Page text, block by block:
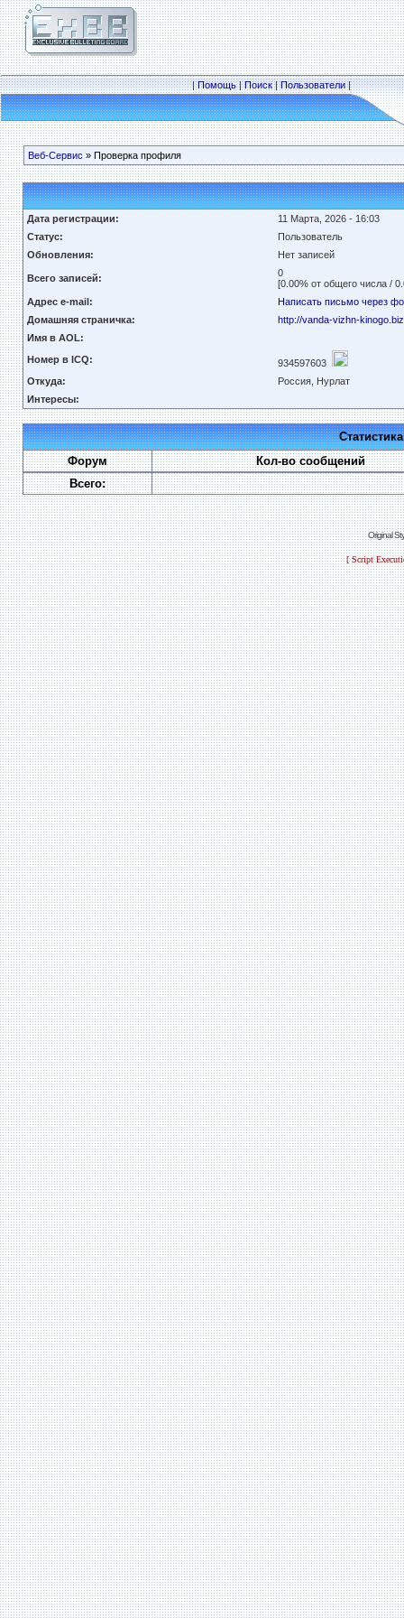
|Помощь|Поиск|Пользователи|
Веб-Сервис » Проверка профиля
Дата регистрации:
11 Марта, 2026 - 16:03
Статус:
Пользователь
Обновления:
Нет записей
Всего записей:
0
[0.00% от общего числа /
Адрес e-mail:
Написать письмо через
Домашняя страничка:
http://vanda-vizhn-kinogo.biz
Имя в AOL:
Номер в ICQ:
934597603
Откуда:
Россия, Нурлат
Интересы:
Форум
Кол-во сообщений
Всего:
Original
[ Script